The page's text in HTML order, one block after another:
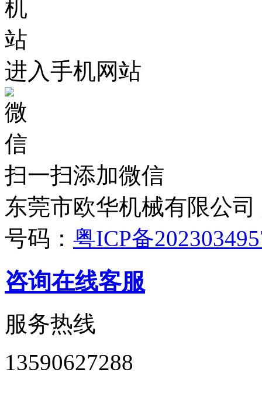
进入手机网站
扫一扫添加微信
东莞市欧华机械有限公
号码： 粤ICP备
咨询在线客服
服务热线
13590627288